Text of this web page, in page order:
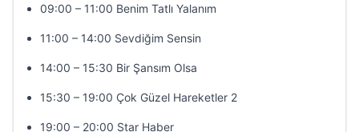
09:00 – 11:00 Benim Tatlı Yalanım
11:00 – 14:00 Sevdiğim Sensin
14:00 – 15:30 Bir Şansım Olsa
15:30 – 19:00 Çok Güzel Hareketler 2
19:00 – 20:00 Star Haber